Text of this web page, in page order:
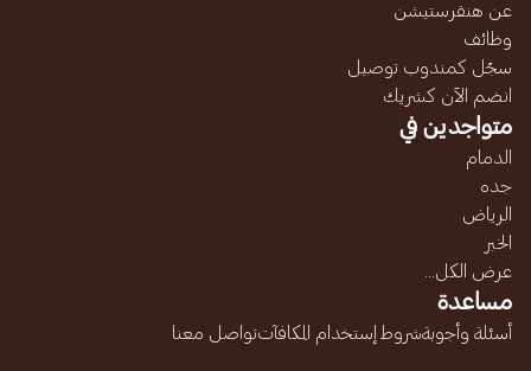
عن هنقرستيشن
وظائف
سجّل كمندوب توصيل
انضم الآن كشريك
متواجدين في
الدمام
جده
الرياض
الخبر
عرض الكل...
مساعدة
أسئلة وأجوبةشروط إستخدام المكافآتتواصل معنا